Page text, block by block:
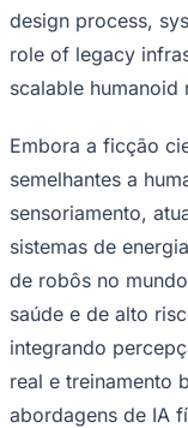
Panorama
Para Sua Empresa
Anuncie no
Anunciar Vagas
Publicidade Legal
NBA
NFL
Fórmula 1
UFC
Tênis (ATP)
MLB
Atletismo
Vôlei
design process,
role of legacy
scalable
Embora a ficção
semelhantes a
sensoriamento,
sistemas de
de robôs no
saúde e de alto
integrando
real e treinamento
abordagens de IA